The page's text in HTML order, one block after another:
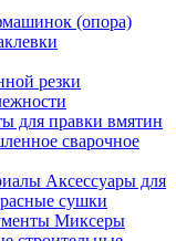
(опора)
резки
для правки вмятин
сварочное
Аксессуары для
сушки
Миксеры